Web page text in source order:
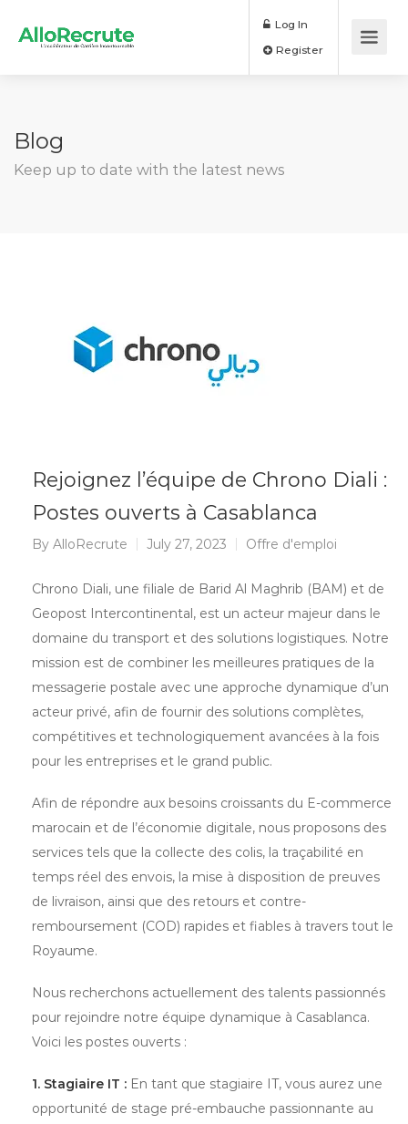
Log In
Blog
Keep up to date with the latest news
Rejoignez l’équipe de Chrono Diali :
Postes ouverts à Casablanca
By AlloRecrute July 27, 2023 Offre d'emploi
Chrono Diali, une filiale de Barid Al Maghrib (BAM) et de
Geopost Intercontinental, est un acteur majeur dans le
domaine du transport et des solutions logistiques. Notre
mission est de combiner les meilleures pratiques de la
messagerie postale avec une approche dynamique d’un
acteur privé, afin de fournir des solutions complètes,
compétitives et technologiquement avancées à la fois
pour les entreprises et le grand public.
Afin de répondre aux besoins croissants du E-commerce
marocain et de l’économie digitale, nous proposons des
services tels que la collecte des colis, la traçabilité en
temps réel des envois, la mise à disposition de preuves
de livraison, ainsi que des retours et contre-
remboursement (COD) rapides et fiables à travers tout le
Royaume.
Nous recherchons actuellement des talents passionnés
pour rejoindre notre équipe dynamique à Casablanca.
Voici les postes ouverts :
1. Stagiaire IT : En tant que stagiaire IT, vous aurez une
opportunité de stage pré-embauche passionnante au